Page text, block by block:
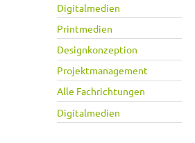
Digitalmedien
Printmedien
Designkonzeption
Projektmanagement
Alle Fachrichtungen
Digitalmedien